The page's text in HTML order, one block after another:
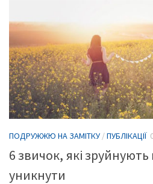
ПОДРУЖЖЮ НА ЗАМІТКУ /ПУБЛІКАЦІЇ
6 звичок, які
уникнути